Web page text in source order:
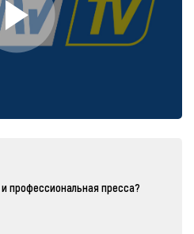
профессиональная пресса?